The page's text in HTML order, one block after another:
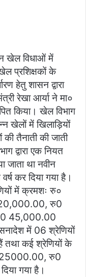
खेल विधाओं में
प्रशिक्षकों के
हेतु शासन द्वारा
रेखा आर्या ने मा०
किया। खेल विभाग
खेलों में खिलाड़ियों
की तैनाती की जाती
द्वारा एक नियत
जाता था नवीन
कर दिया गया है।
में क्रमशः रु०
रु0
45,000.00
में 06 श्रेणियों
तथा कई श्रेणियों के
25000.00, रु0
गया है।